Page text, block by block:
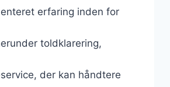
erfaring inden for
toldklarering,
der kan håndtere